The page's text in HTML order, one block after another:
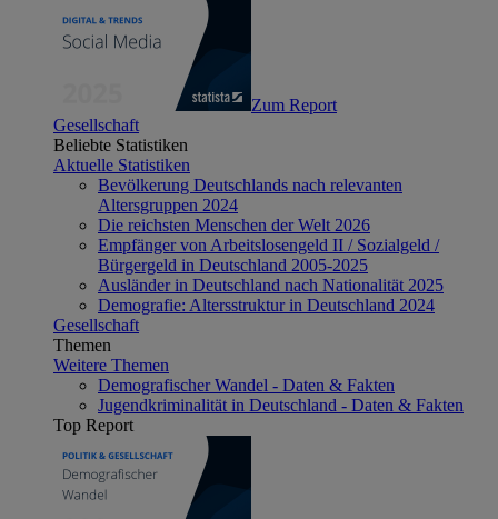
Zum Report
Gesellschaft
Beliebte Statistiken
Aktuelle Statistiken
Bevölkerung Deutschlands nach relevanten
Altersgruppen 2024
Die reichsten Menschen der Welt 2026
Empfänger von Arbeitslosengeld II / Sozialgeld /
Bürgergeld in Deutschland 2005-2025
Ausländer in Deutschland nach Nationalität 2025
Demografie: Altersstruktur in Deutschland 2024
Gesellschaft
Themen
Weitere Themen
Demografischer Wandel - Daten & Fakten
Jugendkriminalität in Deutschland - Daten & Fakten
Top Report